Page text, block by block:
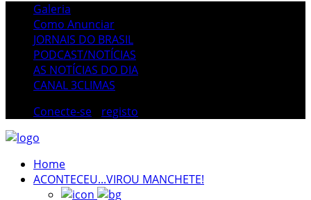
Galeria
Como Anunciar
JORNAIS DO BRASIL
PODCAST/NOTÍCIAS
AS NOTÍCIAS DO DIA
CANAL 3CLIMAS
Conecte-se
registo
Home
ACONTECEU...VIROU MANCHETE!